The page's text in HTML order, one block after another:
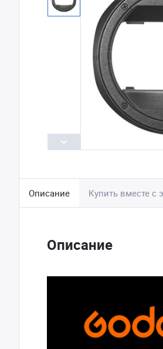
Описание Купить вместе с
Описание